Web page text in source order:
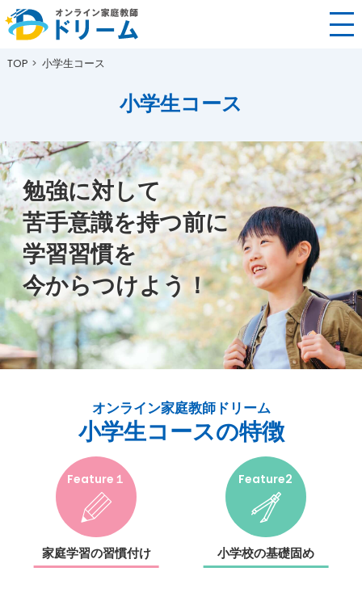
TOP 小学生コース
小学生コース
勉強に対して
苦手意識を持つ前に
学習習慣を
今からつけよう！
オンライン家庭教師ドリーム
小学生コースの特徴
Feature１
家庭学習の習慣付け
Feature2
小学校の基礎固め